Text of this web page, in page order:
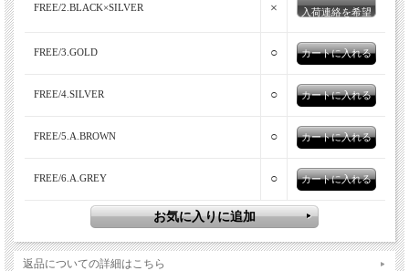
FREE/2.BLACK×SILVER × 入荷連絡を希望
FREE/3.GOLD ○
FREE/4.SILVER ○
FREE/5.A.BROWN ○
FREE/6.A.GREY ○
返品についての詳細はこちら